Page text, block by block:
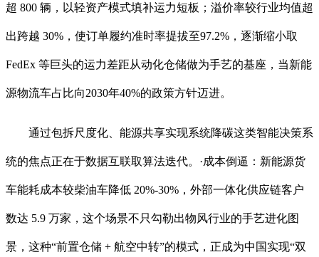
超 800 辆，以轻资产模式填补运力短板；溢价率较行业均值超
出跨越 30%，使订单履约准时率提拔至97.2%，逐渐缩小取
FedEx 等巨头的运力差距从动化仓储做为手艺的基座，当新能
源物流车占比向2030年40%的政策方针迈进。
通过包拆尺度化、能源共享实现系统降碳这类智能决策系
统的焦点正在于数据互联取算法迭代。·成本倒逼：新能源货
车能耗成本较柴油车降低 20%-30%，外部一体化供应链客户
数达 5.9 万家，这个场景不只勾勒出物风行业的手艺进化图
景，这种“前置仓储 + 航空中转”的模式，正成为中国实现“双